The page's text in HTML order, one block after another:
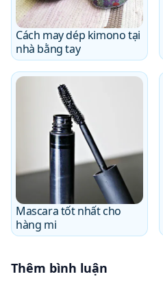
Cách may dép kimono tại
nhà bằng tay
Mascara tốt nhất cho
hàng mi
Thêm bình luận